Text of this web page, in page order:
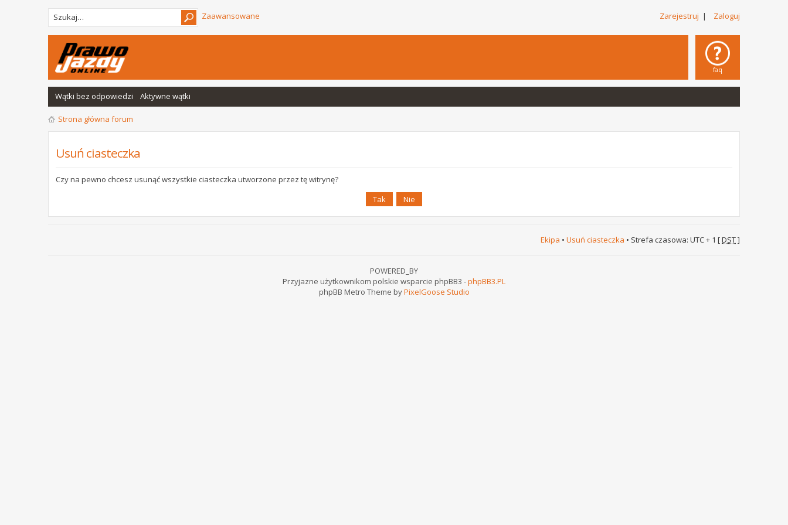
Zarejestruj | Zaloguj
Zaawansowane
faq
Wątki bez odpowiedzi Aktywne wątki
Strona główna forum
Usuń ciasteczka
Czy na pewno chcesz usunąć wszystkie ciasteczka utworzone przez tę witrynę?
Ekipa • Usuń ciasteczka • Strefa czasowa: UTC + 1 [DST]
POWERED_BY
Przyjazne użytkownikom polskie wsparcie phpBB3 -phpBB3.PL
phpBB Metro Theme byPixelGoose Studio